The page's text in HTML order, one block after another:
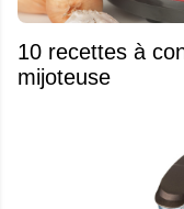
10 recettes à
mijoteuse